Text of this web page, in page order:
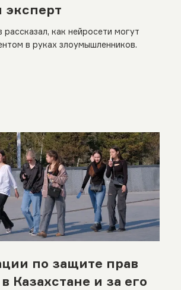
эксперт
как нейросети могут
в руках злоумышленников.
по защите прав
Казахстане и за его